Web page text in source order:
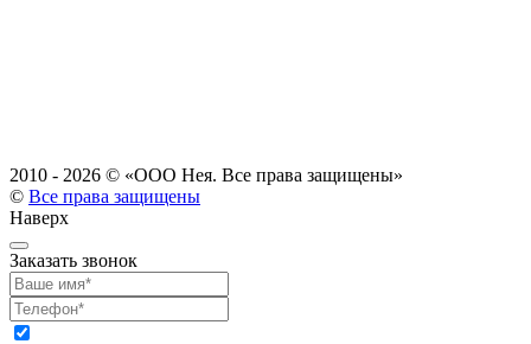
2010 - 2026 © «ООО Нея. Все права защищены»
© Все права защищены
Наверх
Заказать звонок